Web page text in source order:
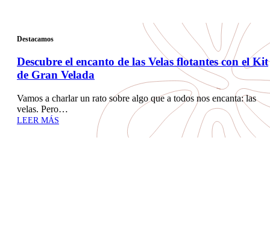
Destacamos
Descubre el encanto de las Velas flotantes con el Kit
de Gran Velada
Vamos a charlar un rato sobre algo que a todos nos encanta: las
velas. Pero…
LEER MÁS